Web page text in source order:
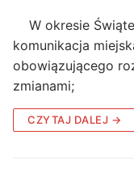
W okresie
komunikacja
obowiązującego
zmianami;
CZYTAJ DALEJ →